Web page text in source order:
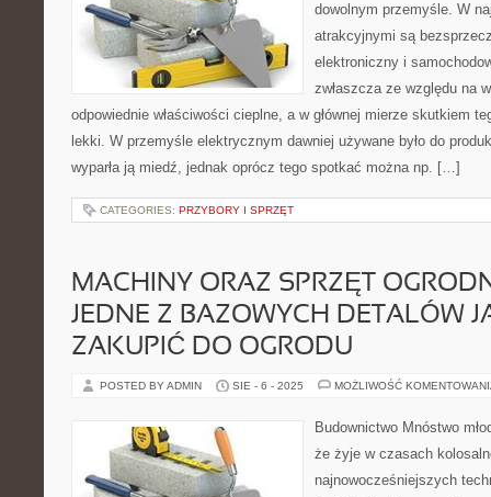
dowolnym przemyśle. W
atrakcyjnymi są
elektroniczny i
zwłaszcza ze względu na
odpowiednie właściwości cieplne, a w głównej mierze skutkiem
lekki. W przemyśle elektrycznym dawniej używane było do
wyparła ją miedź, jednak oprócz tego spotkać można np. […]
CATEGORIES: PRZYBORY I SPRZĘT
MACHINY ORAZ SPRZĘT
JEDNE Z BAZOWYCH DETALÓW
ZAKUPIĆ DO OGRODU
POSTED BY ADMIN SIE - 6 - 2025 MOŻLIWOŚĆ
Budownictwo Mnóstwo
że żyje w czasach
najnowocześniejszych